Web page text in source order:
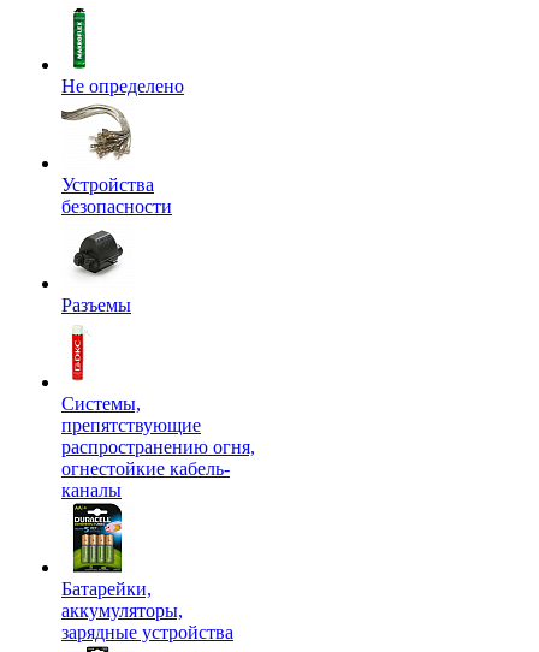
Не определено
Устройства
безопасности
Разъемы
Системы,
препятствующие
распространению огня,
огнестойкие кабель-
каналы
Батарейки,
аккумуляторы,
зарядные устройства